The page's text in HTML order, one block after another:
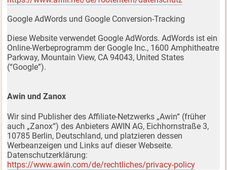
Google AdWords und Google Conversion-Tracking
Diese Website verwendet Google AdWords. AdWords ist ein
Online-Werbeprogramm der Google Inc., 1600 Amphitheatre
Parkway, Mountain View, CA 94043, United States
(“Google”).
Awin und Zanox
Wir sind Publisher des Affiliate-Netzwerks „Awin“ (früher
auch „Zanox“) des Anbieters AWIN AG, Eichhornstraße 3,
10785 Berlin, Deutschland, und platzieren dessen
Werbeanzeigen und Links auf dieser Webseite.
Datenschutzerklärung:
https://www.awin.com/de/rechtliches/privacy-policy